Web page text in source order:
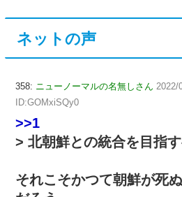
ネットの声
358: ニューノーマルの名無しさん 2022/
ID:GOMxiSQy0
>>1
> 北朝鮮との統合を目指
それこそかつて朝鮮が死